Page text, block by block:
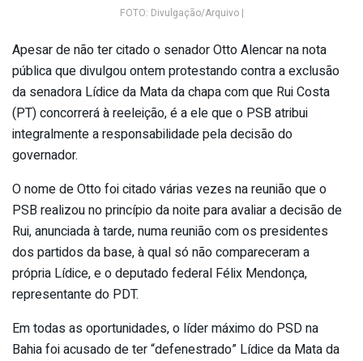
FOTO: Divulgação/Arquivo |
Apesar de não ter citado o senador Otto Alencar na nota
pública que divulgou ontem protestando contra a exclusão
da senadora Lídice da Mata da chapa com que Rui Costa
(PT) concorrerá à reeleição, é a ele que o PSB atribui
integralmente a responsabilidade pela decisão do
governador.
O nome de Otto foi citado várias vezes na reunião que o
PSB realizou no princípio da noite para avaliar a decisão de
Rui, anunciada à tarde, numa reunião com os presidentes
dos partidos da base, à qual só não compareceram a
própria Lídice, e o deputado federal Félix Mendonça,
representante do PDT.
Em todas as oportunidades, o líder máximo do PSD na
Bahia foi acusado de ter “defenestrado” Lídice da Mata da